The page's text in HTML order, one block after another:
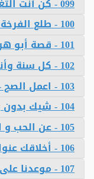
100 - طلع الفرخة من الزجاجة - مفيش مستحيل
101 - قصة أبو هريرة والنبي ﷺ - متعة العطاء
102 - كل سنة وأنت طيبة يا أمي
103 - اعمل الصح - قصة الشيخ البنان
104 - شيك بدون رصيد - خلى اعتمادك على الله
105 - عن الحب و الصبر - رسالة للشباب
106 - أخلاقك عنوانك
107 - موعدنا على باب الجنة